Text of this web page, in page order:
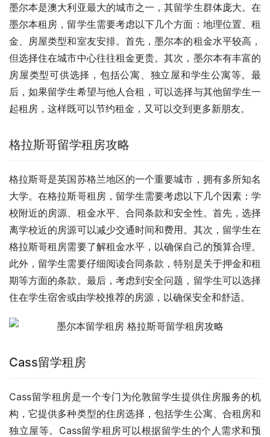
墨尔本是澳大利亚最大的城市之一，其留学生群体庞大。在
墨尔本租房，留学生需要考虑以下几个方面：地理位置、租
金、房屋类型和室友安排。首先，墨尔本的租金水平较高，
但选择住在城市中心往往租金更贵。其次，墨尔本有丰富的
房屋类型可供选择，包括公寓、独立屋和学生公寓等。最
后，如果留学生希望与他人合租，可以选择与其他留学生一
起租房，这样既可以节约租金，又可以交到更多新朋友。
格拉斯哥留学租房攻略
格拉斯哥是英国苏格兰地区的一个重要城市，拥有多所知名
大学。在格拉斯哥租房，留学生需要考虑以下几个因素：学
校附近的房源、租金水平、合同条款和安全性。首先，选择
离学校近的房源可以减少交通时间和费用。其次，留学生在
格拉斯哥租房需要了解租金水平，以确保自己的预算合理。
此外，留学生需要仔细阅读合同条款，特别是关于押金和租
期等方面的条款。最后，考虑到安全问题，留学生可以选择
住在学生宿舍或由学校推荐的房源，以确保安全和舒适。
Cass留学租房
Cass留学租房是一个专门为伦敦留学生提供住房服务的机
构，它提供多种类型的住房选择，包括学生公寓、合租房和
独立屋等。Cass留学租房可以根据留学生的个人需求和预